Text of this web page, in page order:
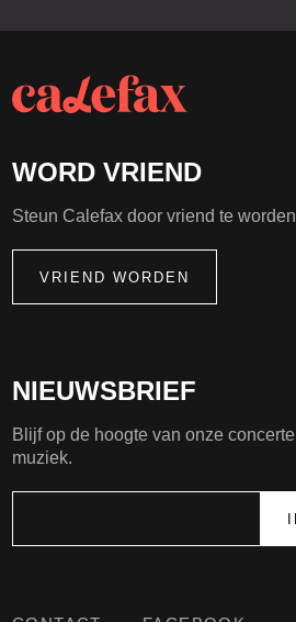
NIEUWSBRIEF
Blijf op de hoogte van onze
muziek.
WORD VRIEND
Steun Calefax door vriend te
VRIEND WORDEN